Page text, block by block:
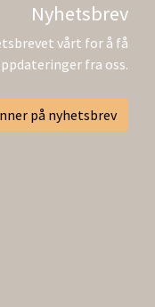
Nyhetsbrev
vårt for å få
fra oss.
på nyhetsbrev